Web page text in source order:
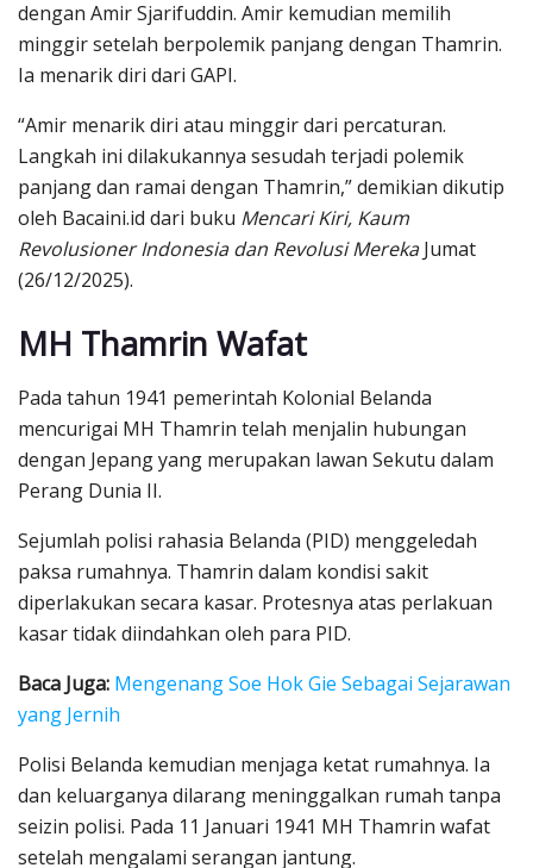
dengan Amir Sjarifuddin. Amir kemudian memilih
minggir setelah berpolemik panjang dengan Thamrin.
Ia menarik diri dari GAPI.
“Amir menarik diri atau minggir dari percaturan.
Langkah ini dilakukannya sesudah terjadi polemik
panjang dan ramai dengan Thamrin,” demikian dikutip
oleh Bacaini.id dari buku Mencari Kiri, Kaum
Revolusioner Indonesia dan Revolusi MerekaJumat
(26/12/2025).
MH Thamrin Wafat
Pada tahun 1941 pemerintah Kolonial Belanda
mencurigai MH Thamrin telah menjalin hubungan
dengan Jepang yang merupakan lawan Sekutu dalam
Perang Dunia II.
Sejumlah polisi rahasia Belanda (PID) menggeledah
paksa rumahnya. Thamrin dalam kondisi sakit
diperlakukan secara kasar. Protesnya atas perlakuan
kasar tidak diindahkan oleh para PID.
Baca Juga: Mengenang Soe Hok Gie Sebagai Sejarawan
yang Jernih
Polisi Belanda kemudian menjaga ketat rumahnya. Ia
dan keluarganya dilarang meninggalkan rumah tanpa
seizin polisi. Pada 11 Januari 1941 MH Thamrin wafat
setelah mengalami serangan jantung.